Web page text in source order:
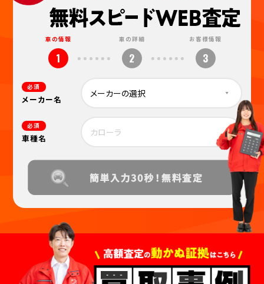
車の情報
1
車の詳細
2
お客様情報
3
必須
メーカー名
必須
車種名